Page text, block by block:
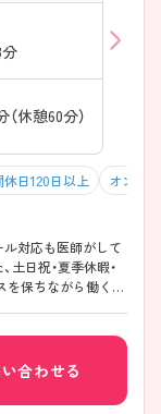
休憩60分）
休日120日以上 オンコ
ル対応も医師がして
土日祝・夏季休暇・
を保ちながら働くこ
合わせる